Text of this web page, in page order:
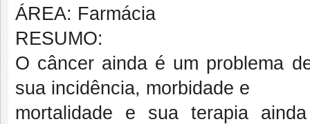
ÁREA: Farmácia
RESUMO:
O câncer ainda é um problema
sua incidência, morbidade e
mortalidade e sua terapia